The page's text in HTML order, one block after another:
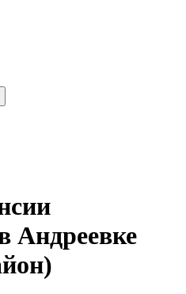
Андреевке